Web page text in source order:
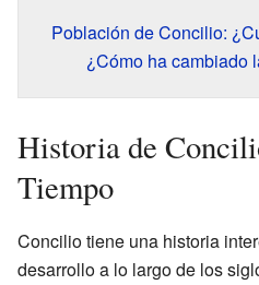
Población de Concilio:
¿Cómo ha cambiado
Historia de
Tiempo
Concilio tiene una historia
desarrollo a lo largo de los